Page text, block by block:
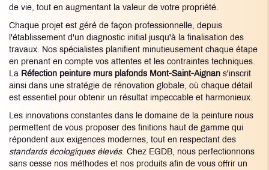
de vie, tout en augmentant la valeur de votre propriété.
Chaque projet est géré de façon professionnelle, depuis
l'établissement d'un diagnostic initial jusqu'à la finalisation des
travaux. Nos spécialistes planifient minutieusement chaque étape
en prenant en compte vos attentes et les contraintes techniques.
La Réfection peinture murs plafonds Mont-Saint-Aignan s'inscrit
ainsi dans une stratégie de rénovation globale, où chaque détail
est essentiel pour obtenir un résultat impeccable et harmonieux.
Les innovations constantes dans le domaine de la peinture nous
permettent de vous proposer des finitions haut de gamme qui
répondent aux exigences modernes, tout en respectant des
standards écologiques élevés. Chez EGDB, nous perfectionnons
sans cesse nos méthodes et nos produits afin de vous offrir un